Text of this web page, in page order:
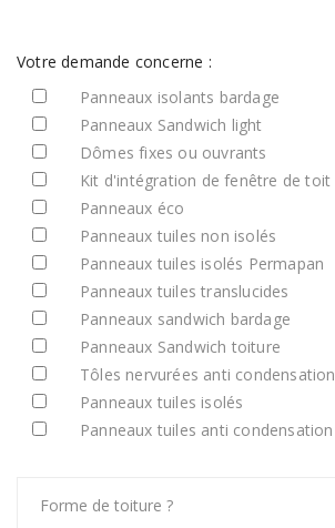
Votre demande concerne :
Panneaux isolants bardage
Panneaux Sandwich light
Dômes fixes ou ouvrants
Kit d'intégration de fenêtre de toit
Panneaux éco
Panneaux tuiles non isolés
Panneaux tuiles isolés Permapan
Panneaux tuiles translucides
Panneaux sandwich bardage
Panneaux Sandwich toiture
Tôles nervurées anti condensation
Panneaux tuiles isolés
Panneaux tuiles anti condensation